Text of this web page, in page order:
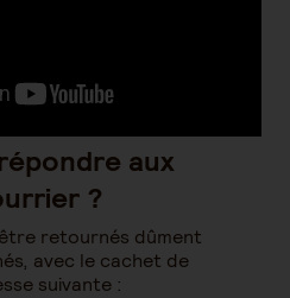
aux
?
retournés dûment
avec le cachet de
suivante :